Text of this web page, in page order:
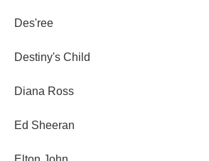
Des'ree
Destiny's Child
Diana Ross
Ed Sheeran